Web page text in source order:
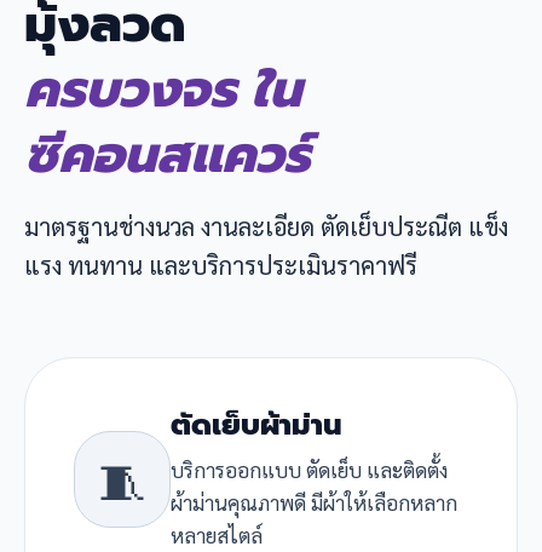
มุ้งลวด
ครบวงจร ใน
ซีคอนสแควร์
มาตรฐานช่างนวล งานละเอียด ตัดเย็บประณีต แข็ง
แรง ทนทาน และบริการประเมินราคาฟรี
🧵
ตัดเย็บผ้าม่าน
บริการออกแบบ ตัดเย็บ และติดตั้ง
ผ้าม่านคุณภาพดี มีผ้าให้เลือกหลาก
หลายสไตล์